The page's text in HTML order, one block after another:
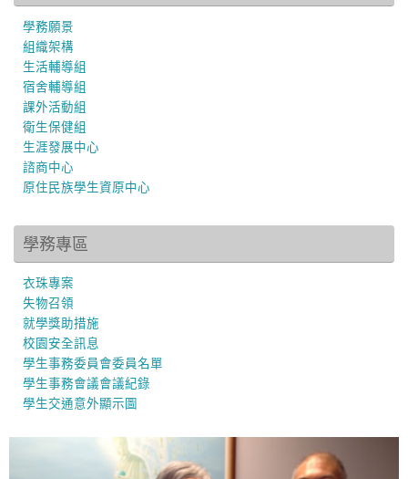
學務願景
組織架構
生活輔導組
宿舍輔導組
課外活動組
衛生保健組
生涯發展中心
諮商中心
原住民族學生資原中心
學務專區
衣珠專案
失物召領
就學獎助措施
校園安全訊息
學生事務委員會委員名單
學生事務會議會議紀錄
學生交通意外顯示圖